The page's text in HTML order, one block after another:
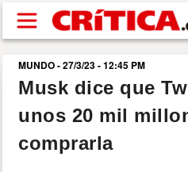
Pasar al contenido principal
buscar
SUCESOS
MUNDO - 27/3/23 - 12:45 PM
Musk dice que
unos 20 mil
comprarla